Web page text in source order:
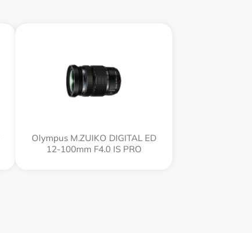
Olympus M.ZUIKO DIGITAL ED
12‑100mm F4.0 IS PRO